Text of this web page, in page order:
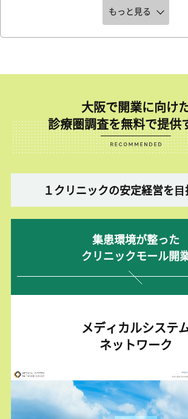
もっと見る
大阪で開業に向け
診療圏調査を無料で提供
１クリニックの安定経営を
集患環境が整った
クリニックモール開
メディカルシステ
ネットワーク